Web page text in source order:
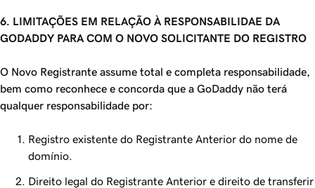
6. LIMITAÇÕES EM RELAÇÃO À RESPONSABILIDAE DA
GODADDY PARA COM O NOVO SOLICITANTE DO REGISTRO
O Novo Registrante assume total e completa responsabilidade,
bem como reconhece e concorda que a GoDaddy não terá
qualquer responsabilidade por:
Registro existente do Registrante Anterior do nome de
domínio.
Direito legal do Registrante Anterior e direito de transferir